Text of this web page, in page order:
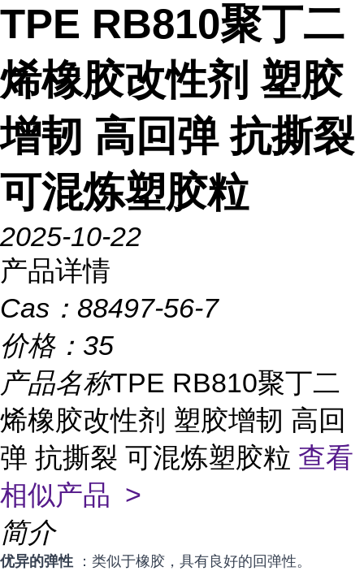
TPE RB810聚丁二
烯橡胶改性剂 塑胶
增韧 高回弹 抗撕裂
可混炼塑胶粒
2025-10-22
产品详情
Cas： 88497-56-7
价格： 35
产品名称TPE RB810聚丁二
烯橡胶改性剂 塑胶增韧 高回
弹 抗撕裂 可混炼塑胶粒 查看
相似产品 >
简介
优异的弹性
：类似于橡胶，具有良好的回弹性。